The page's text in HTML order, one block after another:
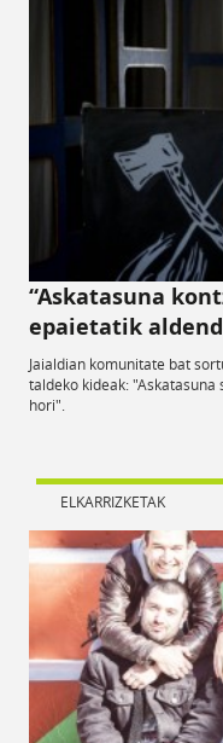
“Askatasuna
epaietatik
Jaialdian komunitate bat
taldeko kideak:
hori".
ELKARRIZKETAK